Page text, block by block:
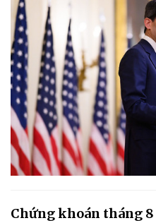
Chứng khoán tháng 8